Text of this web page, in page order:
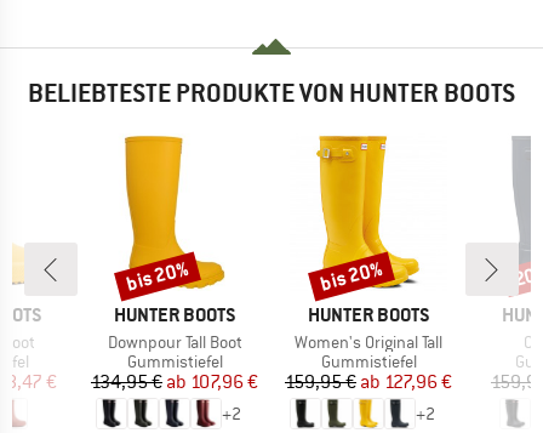
BELIEBTESTE PRODUKTE VON HUNTER BOOTS
Preis
€
MARKE
HUNTER BOOTS
Artikel
Downpour Tall Boot
Produktgruppe
Gummistiefel
Preis
134,95 € reduzierter Preis
ab 107,96 €
+2
Rabatt
bis 20%
MARKE
HUNTER BOOTS
Artikel
Women's Original Tall
Produktgruppe
Gummistiefel
Preis
159,95 € reduzierter Preis
ab 127,96 €
+2
Rabatt
bis 20%